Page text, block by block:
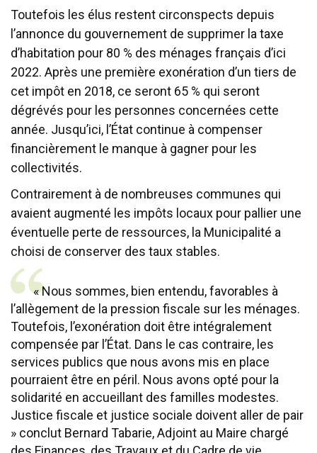
Toutefois les élus restent circonspects depuis
l’annonce du gouvernement de supprimer la taxe
d’habitation pour 80 % des ménages français d’ici
2022. Après une première exonération d’un tiers de
cet impôt en 2018, ce seront 65 % qui seront
dégrévés pour les personnes concernées cette
année. Jusqu’ici, l’État continue à compenser
financièrement le manque à gagner pour les
collectivités.
Contrairement à de nombreuses communes qui
avaient augmenté les impôts locaux pour pallier une
éventuelle perte de ressources, la Municipalité a
choisi de conserver des taux stables.
« Nous sommes, bien entendu, favorables à
l’allègement de la pression fiscale sur les ménages.
Toutefois, l’exonération doit être intégralement
compensée par l’État. Dans le cas contraire, les
services publics que nous avons mis en place
pourraient être en péril. Nous avons opté pour la
solidarité en accueillant des familles modestes.
Justice fiscale et justice sociale doivent aller de pair
» conclut Bernard Tabarie, Adjoint au Maire chargé